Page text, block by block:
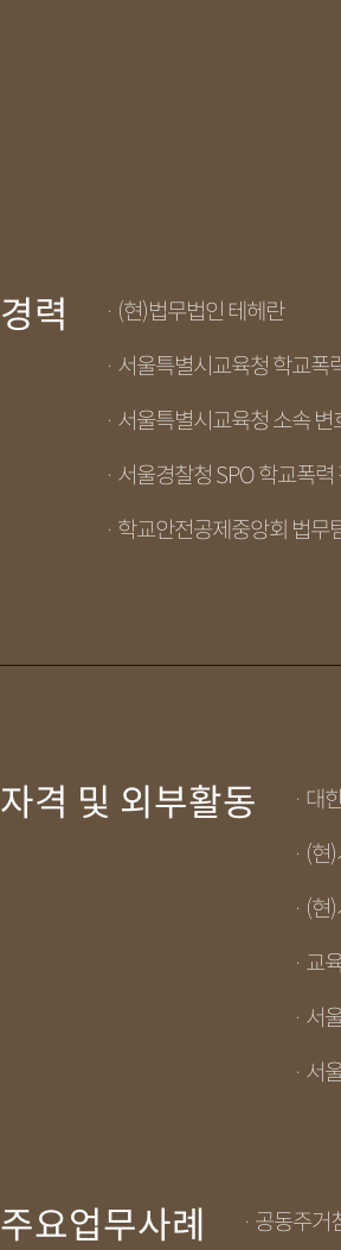
경력
· (현)법무법인 테헤란
· 서울특별시교육청 학교폭
· 서울특별시교육청 소속 변
· 서울경찰청 SPO 학교폭
· 학교안전공제중앙회 법무
자격 및 외부활동
· 대
· (
· (
· 교
· 서
· 서
주요업무사례
· 공동주거